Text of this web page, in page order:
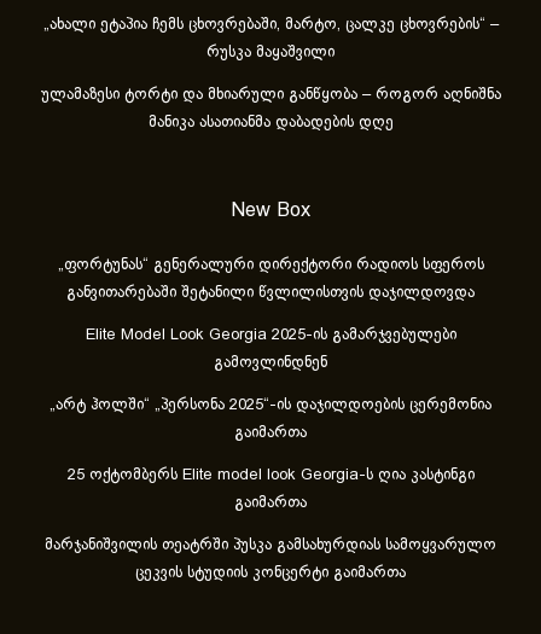
„ახა­ლი ეტა­პია ჩემს ცხოვ­რე­ბა­ში, მარ­ტო, ცალ­კე ცხოვ­რე­ბის“ –
რუსკა მაყაშვილი
ულამაზესი ტორტი და მხიარული განწყობა – როგორ აღნიშნა
მანიკა ასათიანმა დაბადების დღე
New Box
„ფორტუნას“ გენერალური დირექტორი რადიოს სფეროს
განვითარებაში შეტანილი წვლილისთვის დაჯილდოვდა
Elite Model Look Georgia 2025-ის გამარჯვებულები
გამოვლინდნენ
„არტ ჰოლში“ „პერსონა 2025“-ის დაჯილდოების ცერემონია
გაიმართა
25 ოქტომბერს Elite model look Georgia-ს ღია კასტინგი
გაიმართა
მარჯანიშვილის თეატრში პუსკა გამსახურდიას სამოყვარულო
ცეკვის სტუდიის კონცერტი გაიმართა